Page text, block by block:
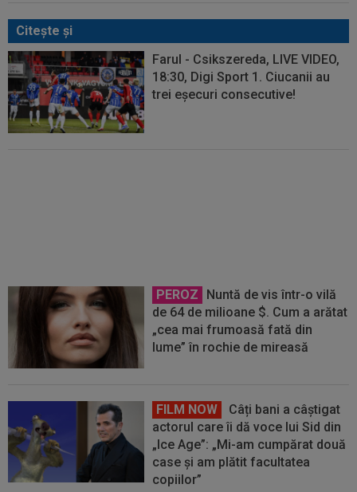
Citeşte şi
Farul - Csikszereda, LIVE VIDEO,
18:30, Digi Sport 1. Ciucanii au
trei eșecuri consecutive!
PEROZ
Nuntă de vis într-o vilă
de 64 de milioane $. Cum a arătat
„cea mai frumoasă fată din
lume” în rochie de mireasă
FILM NOW
Câți bani a câștigat
actorul care îi dă voce lui Sid din
„Ice Age”: „Mi-am cumpărat două
case și am plătit facultatea
copiilor”